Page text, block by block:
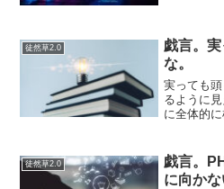
ものでも
徒然草2.0
戯言。
な。
実っても
るように
に全体的
バケツで
出てくる
徒然草2.0
戯言。
に向かな